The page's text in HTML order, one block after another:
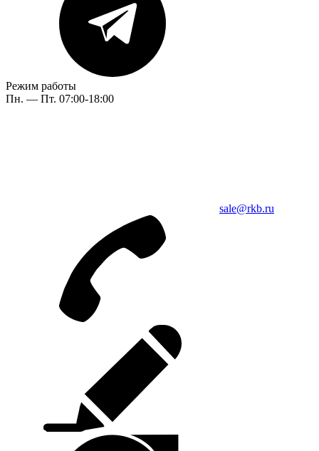
Режим работы
Пн. — Пт. 07:00-18:00
sale@rkb.ru